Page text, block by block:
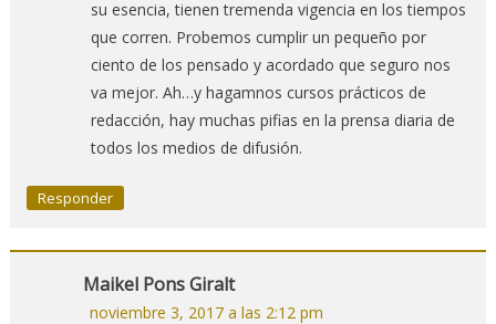
su esencia, tienen tremenda vigencia en los tiempos
que corren. Probemos cumplir un pequeño por
ciento de los pensado y acordado que seguro nos
va mejor. Ah…y hagamnos cursos prácticos de
redacción, hay muchas pifias en la prensa diaria de
todos los medios de difusión.
Responder
Maikel Pons Giralt
noviembre 3, 2017 a las 2:12 pm